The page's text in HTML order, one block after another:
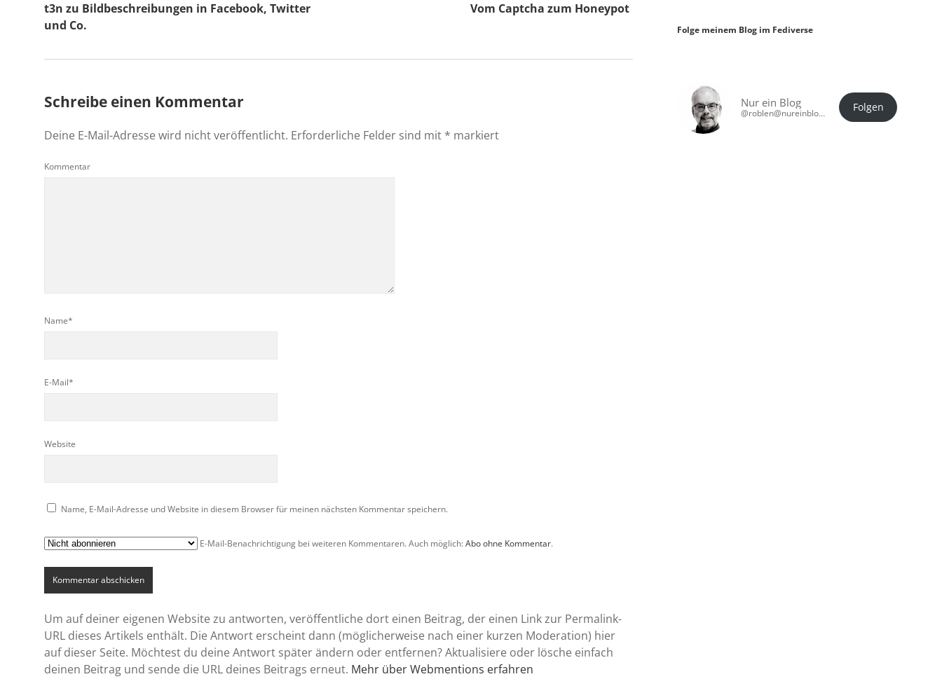
t3n zu Bildbeschreibungen in Facebook, Twitter
und Co.
Vom Captcha zum Honeypot
Schreibe einen Kommentar
Deine E-Mail-Adresse wird nicht veröffentlicht. Erforderliche Felder sind mit * markiert
Kommentar
Name*
E-Mail*
Website
Name, E-Mail-Adresse und Website in diesem Browser für meinen nächsten Kommentar speichern.
E-Mail-Benachrichtigung bei weiteren Kommentaren. Auch möglich: Abo ohne Kommentar.
Um auf deiner eigenen Website zu antworten, veröffentliche dort einen Beitrag, der einen Link zur Permalink-
URL dieses Artikels enthält. Die Antwort erscheint dann (möglicherweise nach einer kurzen Moderation) hier
auf dieser Seite. Möchtest du deine Antwort später ändern oder entfernen? Aktualisiere oder lösche einfach
deinen Beitrag und sende die URL deines Beitrags erneut. Mehr über Webmentions erfahren
Folge meinem Blog im Fediverse
Nur ein Blog
@roblen@nureinblog.at Folgen